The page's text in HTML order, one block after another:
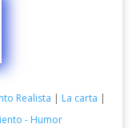
Realista | La carta |
- Humor